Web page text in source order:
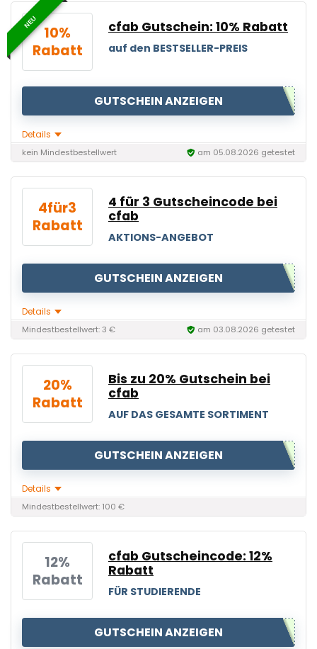
NEU
10%
Rabatt
cfab Gutschein: 10% Rabatt
auf den BESTSELLER-PREIS
GUTSCHEIN ANZEIGEN
Details
kein Mindestbestellwert am 05.08.2026 getestet
4für3
Rabatt
4 für 3 Gutscheincode bei
cfab
AKTIONS-ANGEBOT
GUTSCHEIN ANZEIGEN
Details
Mindestbestellwert: 3 € am 03.08.2026 getestet
20%
Rabatt
Bis zu 20% Gutschein bei
cfab
AUF DAS GESAMTE SORTIMENT
GUTSCHEIN ANZEIGEN
Details
Mindestbestellwert: 100 €
12%
Rabatt
cfab Gutscheincode: 12%
Rabatt
FÜR STUDIERENDE
GUTSCHEIN ANZEIGEN